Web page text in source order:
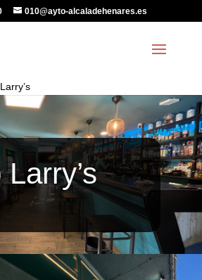
010@ayto-alcaladehenares.es